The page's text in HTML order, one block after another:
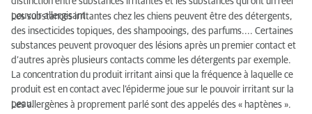
pouvoir allergisant.
Les substances irritantes chez les chiens peuvent être des détergents,
des insecticides topiques, des shampooings, des parfums.... Certaines
substances peuvent provoquer des lésions après un premier contact et
d’autres après plusieurs contacts comme les détergents par exemple.
La concentration du produit irritant ainsi que la fréquence à laquelle ce
produit est en contact avec l’épiderme joue sur le pouvoir irritant sur la
peau.
Les allergènes à proprement parlé sont des appelés des « haptènes ».